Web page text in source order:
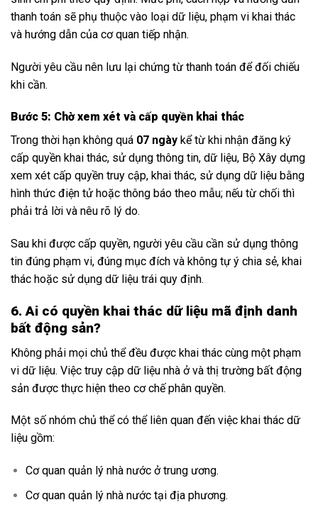
thanh toán sẽ phụ thuộc vào loại dữ liệu, phạm vi khai thác
và hướng dẫn của cơ quan tiếp nhận.
Người yêu cầu nên lưu lại chứng từ thanh toán để đối chiếu
khi cần.
Bước 5: Chờ xem xét và cấp quyền khai thác
Trong thời hạn không quá 07 ngày kể từ khi nhận đăng ký
cấp quyền khai thác, sử dụng thông tin, dữ liệu, Bộ Xây dựng
xem xét cấp quyền truy cập, khai thác, sử dụng dữ liệu bằng
hình thức điện tử hoặc thông báo theo mẫu; nếu từ chối thì
phải trả lời và nêu rõ lý do.
Sau khi được cấp quyền, người yêu cầu cần sử dụng thông
tin đúng phạm vi, đúng mục đích và không tự ý chia sẻ, khai
thác hoặc sử dụng dữ liệu trái quy định.
6. Ai có quyền khai thác dữ liệu mã định danh
bất động sản?
Không phải mọi chủ thể đều được khai thác cùng một phạm
vi dữ liệu. Việc truy cập dữ liệu nhà ở và thị trường bất động
sản được thực hiện theo cơ chế phân quyền.
Một số nhóm chủ thể có thể liên quan đến việc khai thác dữ
liệu gồm:
Cơ quan quản lý nhà nước ở trung ương.
Cơ quan quản lý nhà nước tại địa phương.